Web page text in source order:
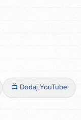
📺 Dodaj YouTube